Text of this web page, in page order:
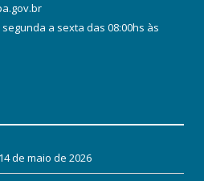
a sexta das 08:00hs às
14 de maio de 2026